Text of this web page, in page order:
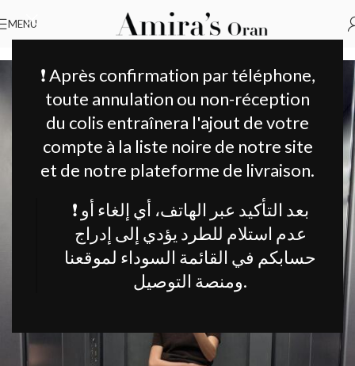
❗ Après confirmation par téléphone,
toute annulation ou non-réception
du colis entraînera l'ajout de votre
compte à la liste noire de notre site
et de notre plateforme de livraison.
❗ بعد التأكيد عبر الهاتف، أي إلغاء أو
عدم استلام للطرد يؤدي إلى إدراج
حسابكم في القائمة السوداء لموقعنا
ومنصة التوصيل.
MENU
Accueil Vêtements Femme Pantalon